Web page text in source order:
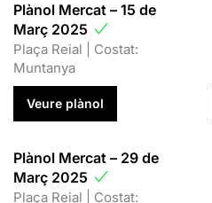
Plànol Mercat – 15 de
Març 2025
Plaça Reial | Costat:
Muntanya
Veure plànol
Plànol Mercat – 29 de
Març 2025
Plaça Reial | Costat: